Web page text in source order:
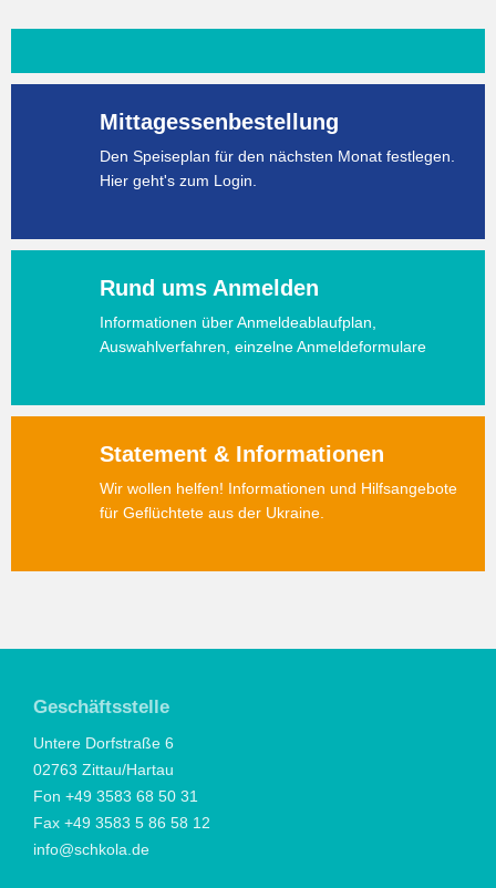
Mittagessenbestellung
Den Speiseplan für den nächsten Monat festlegen.
Hier geht's zum Login.
Rund ums Anmelden
Informationen über Anmeldeablaufplan,
Auswahlverfahren, einzelne Anmeldeformulare
Statement & Informationen
Wir wollen helfen! Informationen und Hilfsangebote
für Geflüchtete aus der Ukraine.
Geschäftsstelle
Untere Dorfstraße 6
02763 Zittau/Hartau
Fon +49 3583 68 50 31
Fax +49 3583 5 86 58 12
info@schkola.de